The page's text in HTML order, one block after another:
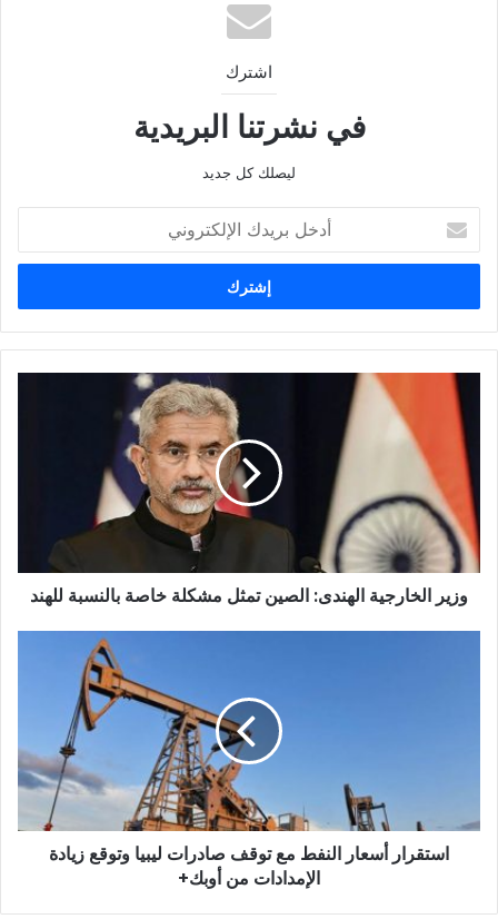
اشترك
في نشرتنا البريدية
ليصلك كل جديد
بريدك
الإلكتروني
وزير
الخارجية
الهندى:
الصين
تمثل
مشكلة
خاصة
بالنسبة
للهند
وزير الخارجية الهندى: الصين تمثل مشكلة خاصة بالنسبة للهند
زيادة
الإمداداتاستقرار أسعار النفط مع توقف صادرات ليبيا وتوقع زيادة
الإمدادات من أوبك+